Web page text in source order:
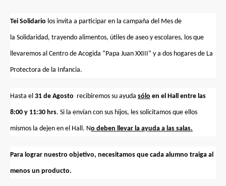
Tei Solidario los invita a participar en la campaña del Mes de
la Solidaridad, trayendo alimentos, útiles de aseo y escolares, los que
llevaremos al Centro de Acogida “Papa Juan XXIII” y a dos hogares de La
Protectora de la Infancia.
Hasta el 31 de Agosto recibiremos su ayuda sólo en el Hall entre las
8:00 y 11:30 hrs. Si la envían con sus hijos, les solicitamos que ellos
mismos la dejen en el Hall. No deben llevar la ayuda a las salas.
Para lograr nuestro objetivo, necesitamos que cada alumno traiga al
menos un producto.